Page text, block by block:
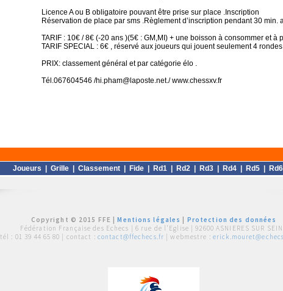
Licence A ou B obligatoire pouvant être prise sur place .Inscription
Réservation de place par sms .Règlement d’inscription pendant 30 min.
TARIF : 10€ / 8€ (-20 ans )(5€ : GM,MI) + une boisson à consommer et à
TARIF SPECIAL : 6€ , réservé aux joueurs qui jouent seulement 4
PRIX: classement général et par catégorie élo .
Tél.067604546 /hi.pham@laposte.net./ www.chessxv.fr
Joueurs Grille Classement Fide Rd1 Rd2 Rd3 Rd4 Rd5 Rd6
Copyright © 2015 FFE |Mentions légales
Protection des données
Fédération Française des Echecs | 6 rue de l'Eglise | 92600 ASNIERES SUR
tél : 01 39 44 65 80 | contact : contact@ffechecs.fr | webmestre :